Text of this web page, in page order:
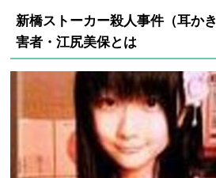
新橋ストーカー殺人事件（耳か
害者・ 江尻美保とは